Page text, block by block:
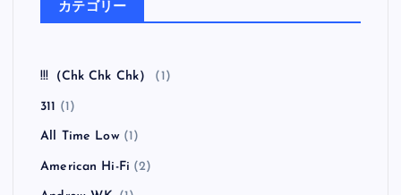
カテゴリー
!!!（Chk Chk Chk） (1)
311 (1)
All Time Low(1)
American Hi-Fi (2)